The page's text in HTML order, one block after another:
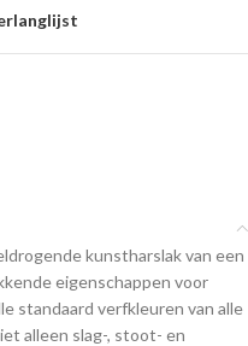
kunstharslak van een
eigenschappen voor
standaard verfkleuren van alle
alleen slag-, stoot- en